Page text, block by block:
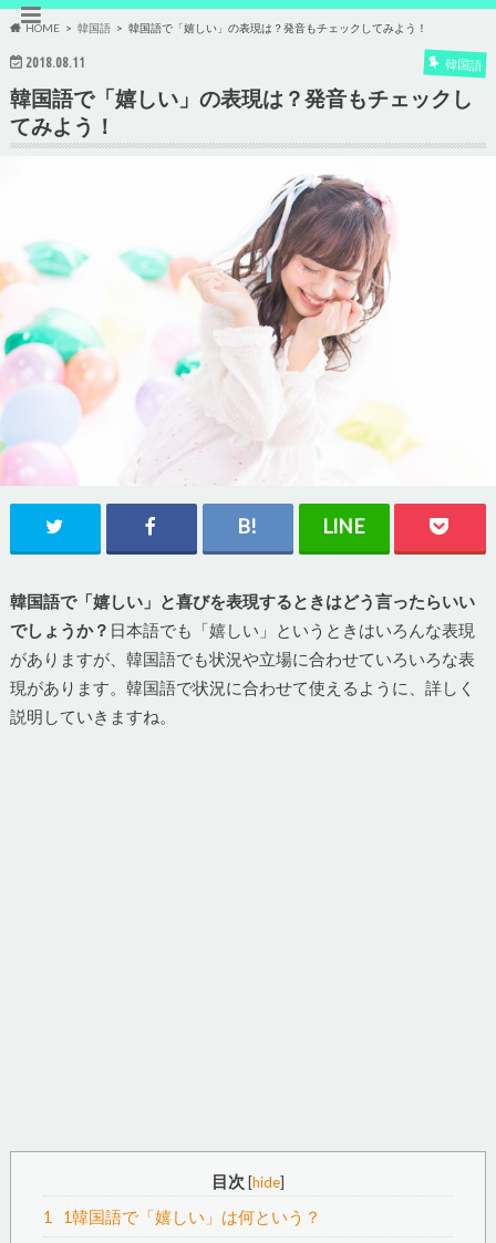
HOME 韓国語 韓国語で「嬉しい」の表現は？発音もチェックしてみよう！
2018.08.11 韓国語
韓国語で「嬉しい」の表現は？発音もチェックし
てみよう！
韓国語で「嬉しい」と喜びを表現するときはどう言ったらいい
でしょうか？ 日本語でも「嬉しい」というときはいろんな表現
がありますが、韓国語でも状況や立場に合わせていろいろな表
現があります。韓国語で状況に合わせて使えるように、詳しく
説明していきますね。
目次 [hide]
1 1韓国語で「嬉しい」は何という？